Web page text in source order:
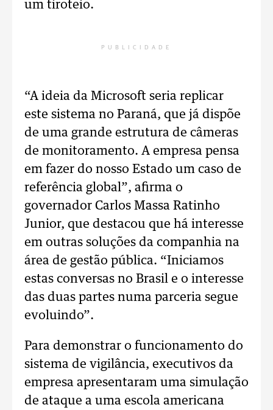
um tiroteio.
PUBLICIDADE
“A ideia da Microsoft seria replicar
este sistema no Paraná, que já dispõe
de uma grande estrutura de câmeras
de monitoramento. A empresa pensa
em fazer do nosso Estado um caso de
referência global”, afirma o
governador Carlos Massa Ratinho
Junior, que destacou que há interesse
em outras soluções da companhia na
área de gestão pública. “Iniciamos
estas conversas no Brasil e o interesse
das duas partes numa parceria segue
evoluindo”.
Para demonstrar o funcionamento do
sistema de vigilância, executivos da
empresa apresentaram uma simulação
de ataque a uma escola americana